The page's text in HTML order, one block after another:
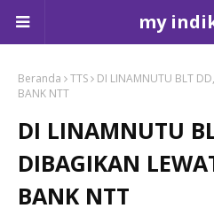
my
Beranda TTS
DI LINAMNUTU BLT
BANK NTT
DI LINAMNUTU
DIBAGIKAN
BANK NTT